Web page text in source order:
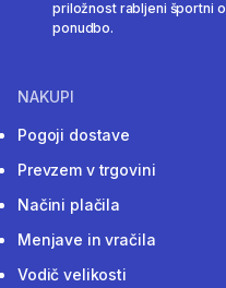
priložnost rabljeni športni
ponudbo.
NAKUPI
Pogoji dostave
Prevzem v trgovini
Načini plačila
Menjave in vračila
Vodič velikosti